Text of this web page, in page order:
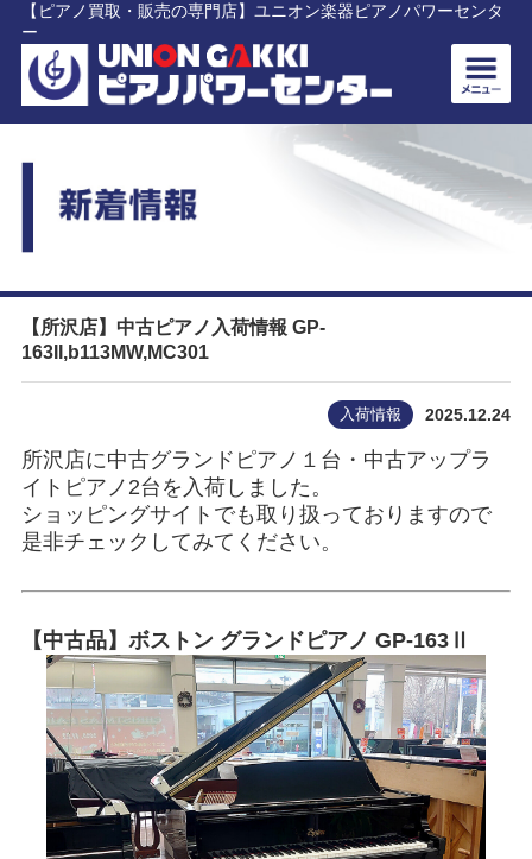
【ピアノ買取・販売の専門店】ユニオン楽器ピアノパワーセンタ
ー
【所沢店】中古ピアノ入荷情報 GP-
163II,b113MW,MC301
入荷情報 2025.12.24
所沢店に中古グランドピアノ１台・中古アップラ
イトピアノ2台を入荷しました。
ショッピングサイトでも取り扱っておりますので
是非チェックしてみてください。
【中古品】ボストン グランドピアノ GP-163Ⅱ